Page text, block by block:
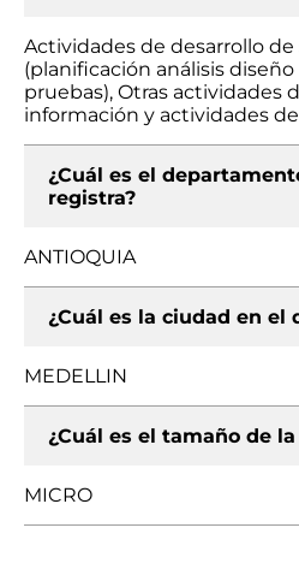
Actividades de desarrollo
(planificación análisis
pruebas), Otras actividades
información y actividades
¿Cuál es el
registra?
ANTIOQUIA
¿Cuál es la ciudad en el
MEDELLIN
¿Cuál es el tamaño de
MICRO